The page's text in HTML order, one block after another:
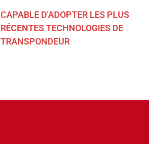
CAPABLE D'ADOPTER LES PLUS
RÉCENTES TECHNOLOGIES DE
TRANSPONDEUR